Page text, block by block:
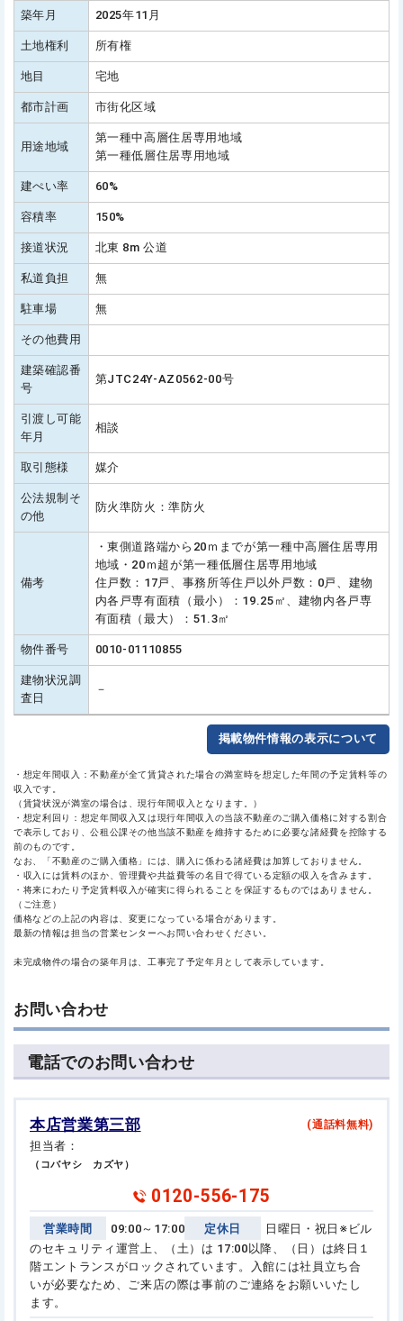
築年月 2025年11月
土地権利 所有権
地目 宅地
都市計画 市街化区域
用途地域
第一種中高層住居専用地域
第一種低層住居専用地域
建ぺい率 60%
容積率 150%
接道状況 北東 8m 公道
私道負担 無
駐車場 無
その他費用
建築確認番
号
第JTC24Y-AZ0562-00号
引渡し可能
年月
相談
取引態様 媒介
公法規制そ
の他
防火準防火：準防火
備考
・東側道路端から20ｍまでが第一種中高層住居専用
地域・20ｍ超が第一種低層住居専用地域
住戸数：17戸、事務所等住戸以外戸数：0戸、建物
内各戸専有面積（最小）：19.25㎡、建物内各戸専
有面積（最大）：51.3㎡
物件番号 0010-01110855
建物状況調
査日
－
掲載物件情報の表示について
・想定年間収入：不動産が全て賃貸された場合の満室時を想定した年間の予定賃料等の
収入です。
（賃貸状況が満室の場合は、現行年間収入となります。）
・想定利回り：想定年間収入又は現行年間収入の当該不動産のご購入価格に対する割合
で表示しており、公租公課その他当該不動産を維持するために必要な諸経費を控除する
前のものです。
なお、「不動産のご購入価格」には、購入に係わる諸経費は加算しておりません。
・収入には賃料のほか、管理費や共益費等の名目で得ている定額の収入を含みます。
・将来にわたり予定賃料収入が確実に得られることを保証するものではありません。
（ご注意）
価格などの上記の内容は、変更になっている場合があります。
最新の情報は担当の営業センターへお問い合わせください。
未完成物件の場合の築年月は、工事完了予定年月として表示しています。
お問い合わせ
電話でのお問い合わせ
本店営業第三部
担当者：
（コバヤシ カズヤ）
0120-556-175
(通話料無料)
営業時間 09:00～17:00 定休日 日曜日・祝日 ※ビル
のセキュリティ運営上、（土）は 17:00以降、（日）は終日１
階エントランスがロックされています。
入館には社員立ち合
いが必要なため、ご来店の際は事前のご連絡をお願いいたし
ます。